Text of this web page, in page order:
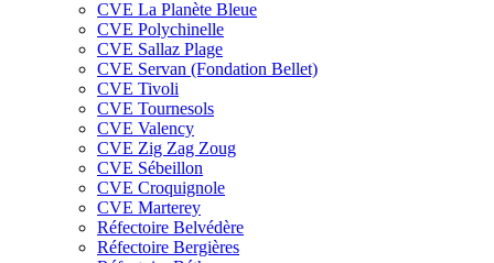
CVE La Planète Bleue
CVE Polychinelle
CVE Sallaz Plage
CVE Servan (Fondation Bellet)
CVE Tivoli
CVE Tournesols
CVE Valency
CVE Zig Zag Zoug
CVE Sébeillon
CVE Croquignole
CVE Marterey
Réfectoire Belvédère
Réfectoire Bergières